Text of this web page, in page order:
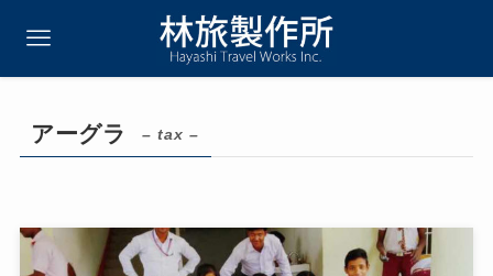
アーグラ – tax –